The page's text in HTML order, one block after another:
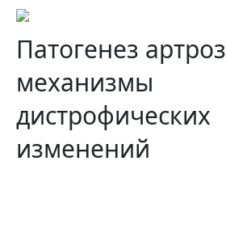
Патогенез
механизмы
дистрофических
изменений